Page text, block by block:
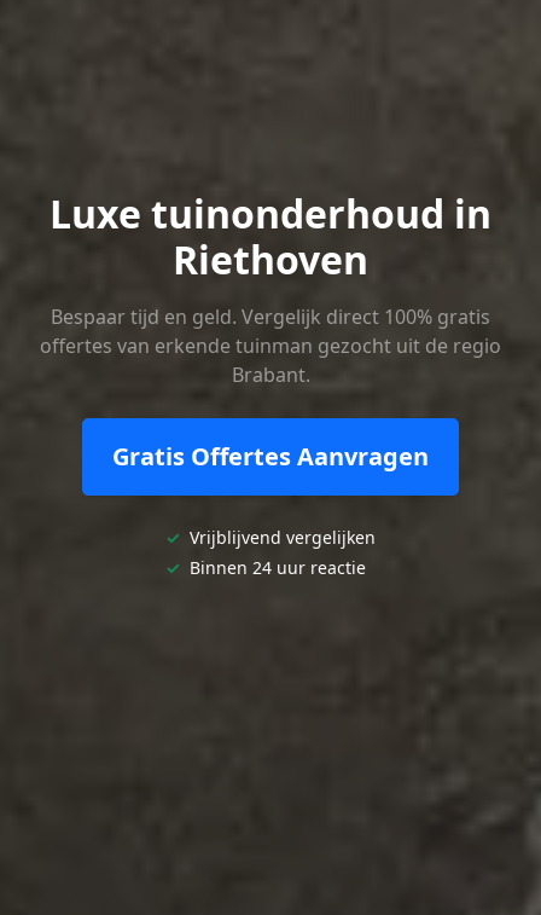
Luxe tuinonderhoud in
Riethoven
Bespaar tijd en geld. Vergelijk direct 100% gratis
offertes van erkende tuinman gezocht uit de regio
Brabant.
Gratis Offertes Aanvragen
✓ Vrijblijvend vergelijken
✓ Binnen 24 uur reactie